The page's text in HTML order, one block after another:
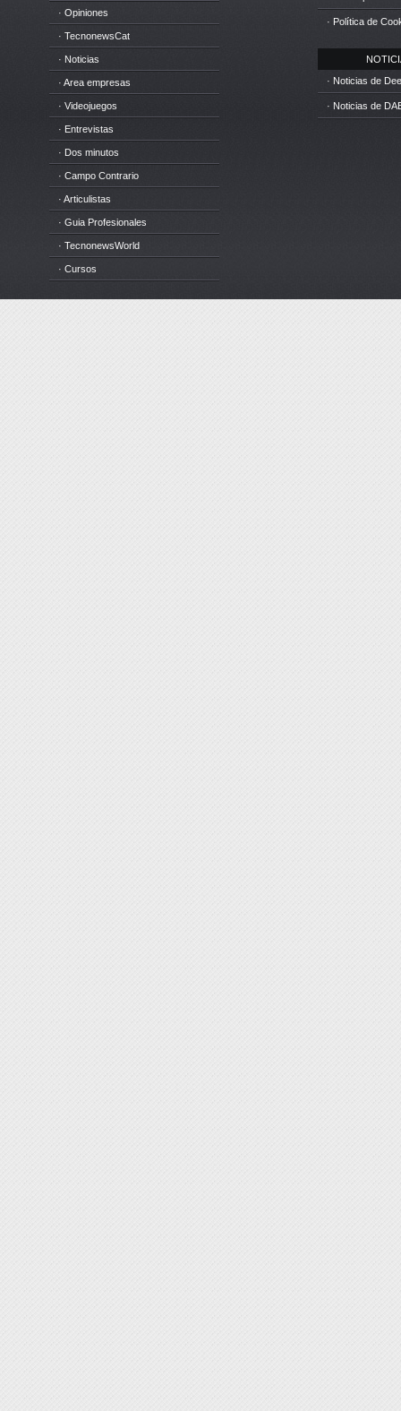
· Opiniones
· TecnonewsCat
· Noticias
· Area empresas
· Videojuegos
· Entrevistas
· Dos minutos
· Campo Contrario
· Articulistas
· Guia Profesionales
· TecnonewsWorld
· Cursos
· Política de
· Noticias de
· Noticias de